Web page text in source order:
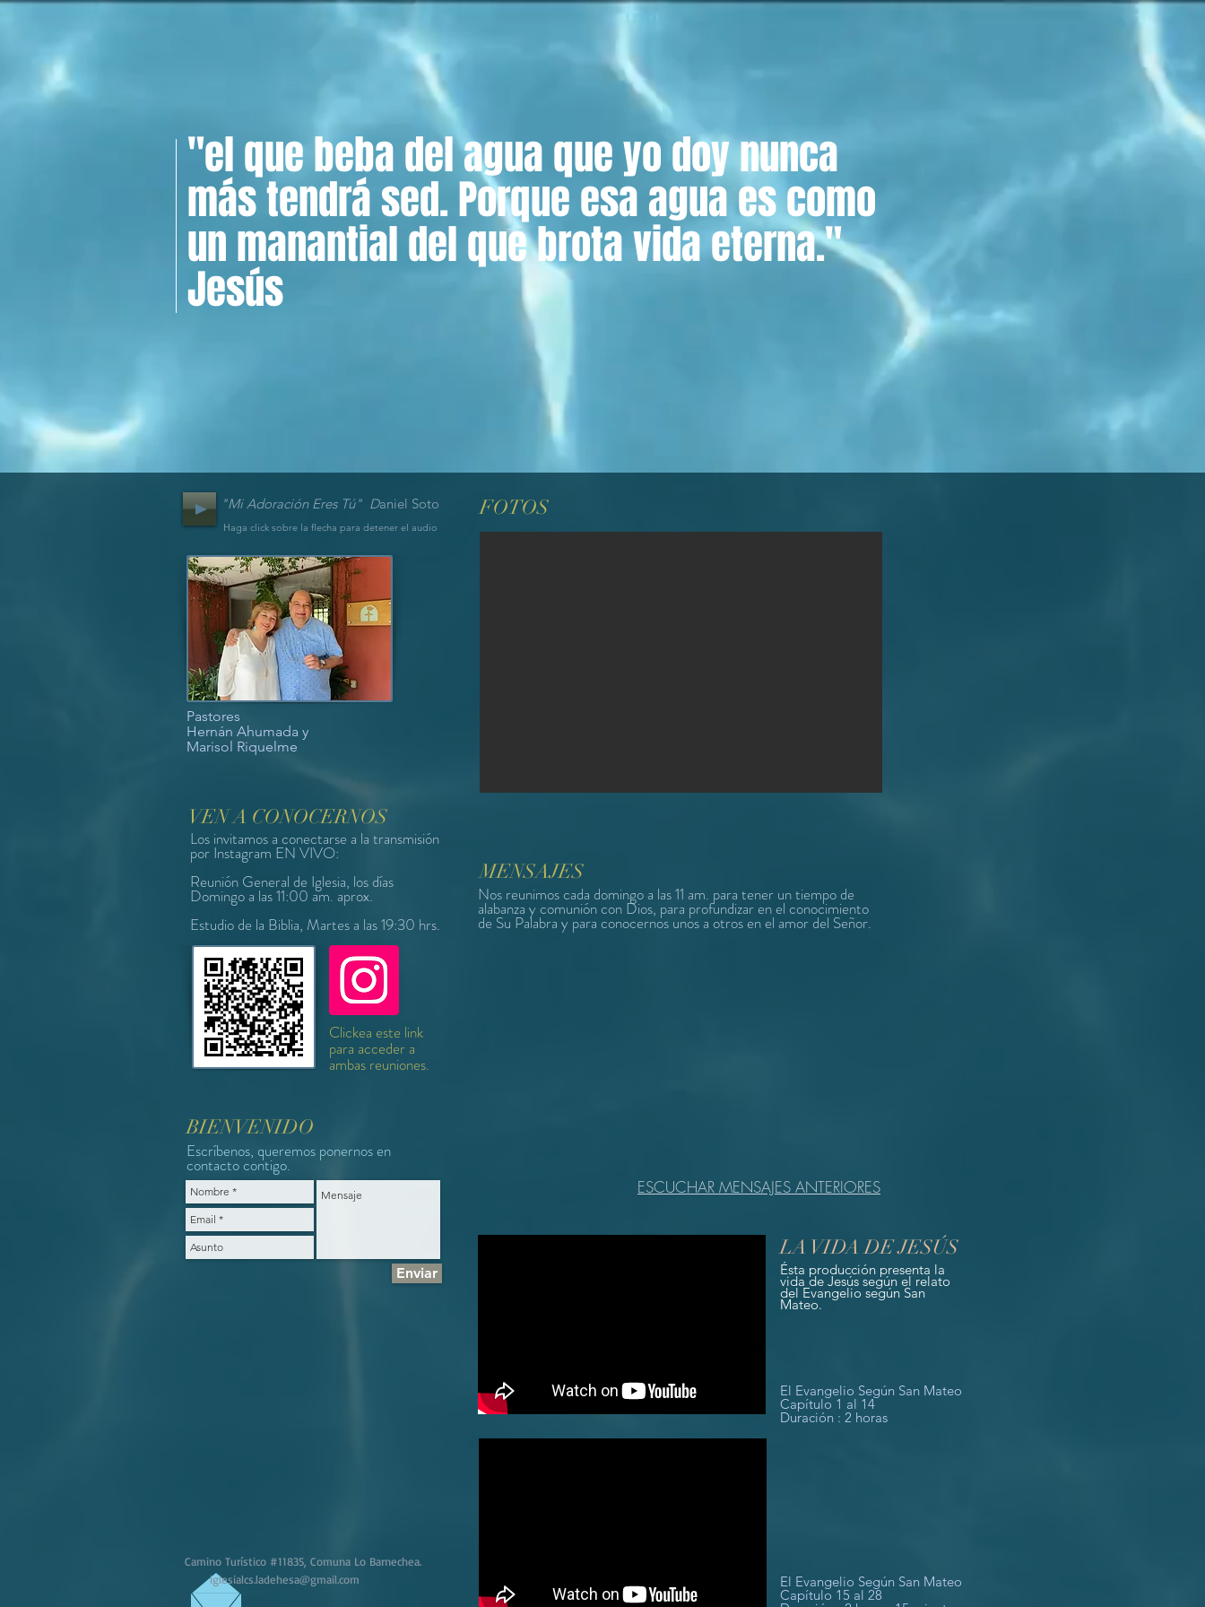
"el que beba del agua que yo doy nunca
más tendrá sed. Porque esa agua es como
un manantial del que brota vida eterna."
Jesús
"Mi Adoración Eres Tú" Daniel Soto
Haga click sobre la flecha para detener el audio
VEN A CONOCERNOS
Los invitamos a conectarse a la transmisión
por Instagram EN VIVO:
Reunión General de Iglesia, los días
Domingo a las 11:00 am. aprox.
Estudio de la Biblia, Martes a las 19:30 hrs.
Clickea este link
para acceder a
ambas reuniones.
BIENVENIDO
Escríbenos, queremos ponernos en
contacto contigo.
Enviar
Camino Turístico #11835, Comuna Lo Barnechea.
iglesialcs.ladehesa@gmail.com
Pastores
Hernán Ahumada y
Marisol Riquelme
MENSAJES
Nos reunimos cada domingo a las 11 am. para tener un tiempo de
alabanza y comunión con Dios, para profundizar en el conocimiento
de Su Palabra y para conocernos unos a otros en el amor del Señor.
ESCUCHAR MENSAJES ANTERIORES
LA VIDA DE JESÚS
Ésta producción presenta la
vida de Jesús según el relato
del Evangelio según San
Mateo.
El Evangelio Según San Mateo
Capítulo 1 al 14
Duración : 2 horas
El Evangelio Según San Mateo
Capítulo 15 al 28
FOTOS